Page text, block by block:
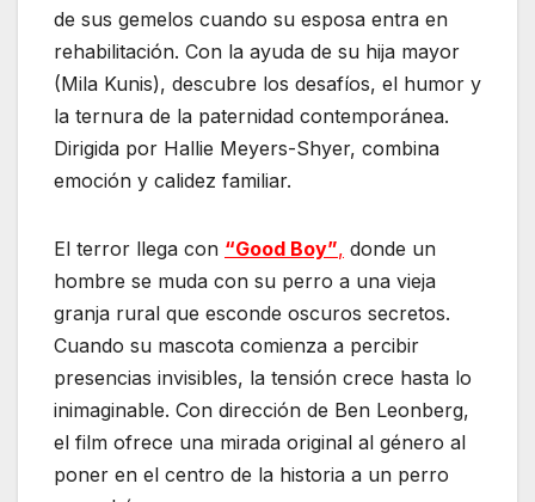
de sus gemelos cuando su esposa entra en
rehabilitación. Con la ayuda de su hija mayor
(Mila Kunis), descubre los desafíos, el humor y
la ternura de la paternidad contemporánea.
Dirigida por Hallie Meyers-Shyer, combina
emoción y calidez familiar.
El terror llega con “Good Boy”, donde un
hombre se muda con su perro a una vieja
granja rural que esconde oscuros secretos.
Cuando su mascota comienza a percibir
presencias invisibles, la tensión crece hasta lo
inimaginable. Con dirección de Ben Leonberg,
el film ofrece una mirada original al género al
poner en el centro de la historia a un perro